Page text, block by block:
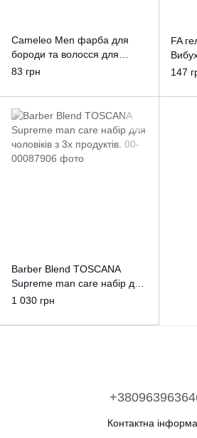
Cameleo Men фарба для
бороди та волосся для
чоловіків
83 грн
FA
147
Barber Blend TOSCANA
Supreme man care набір для
чоловіків з 3х продуктів.
1 030 грн
Контактна